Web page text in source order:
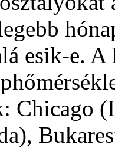
esik-e.
Chicago